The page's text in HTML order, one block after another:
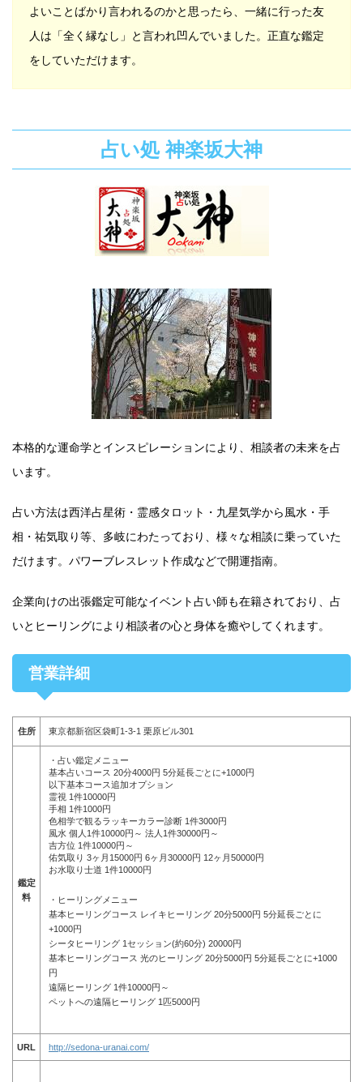
よいことばかり言われるのかと思ったら、一緒に行った友
人は「全く縁なし」と言われ凹んでいました。正直な鑑定
をしていただけます。
占い処 神楽坂大神
本格的な運命学とインスピレーションにより、相談者の未来を占
います。
占い方法は西洋占星術・霊感タロット・九星気学から風水・手
相・祐気取り等、多岐にわたっており、様々な相談に乗っていた
だけます。パワーブレスレット作成などで開運指南。
企業向けの出張鑑定可能なイベント占い師も在籍されており、占
いとヒーリングにより相談者の心と身体を癒やしてくれます。
営業詳細
住所 東京都新宿区袋町1-3-1 栗原ビル301
鑑定
料
・占い鑑定メニュー
基本占いコース 20分4000円 5分延長ごとに+1000円
以下基本コース追加オプション
霊視 1件10000円
手相 1件1000円
色相学で観るラッキーカラー診断 1件3000円
風水 個人1件10000円～ 法人1件30000円～
吉方位 1件10000円～
佑気取り 3ヶ月15000円 6ヶ月30000円 12ヶ月50000円
お水取り士道 1件10000円
・ヒーリングメニュー
基本ヒーリングコース レイキヒーリング 20分5000円 5分延長ごとに
+1000円
シータヒーリング 1セッション(約60分) 20000円
基本ヒーリングコース 光のヒーリング 20分5000円 5分延長ごとに+1000
円
遠隔ヒーリング 1件10000円～
ペットへの遠隔ヒーリング 1匹5000円
URL http://sedona-uranai.com/